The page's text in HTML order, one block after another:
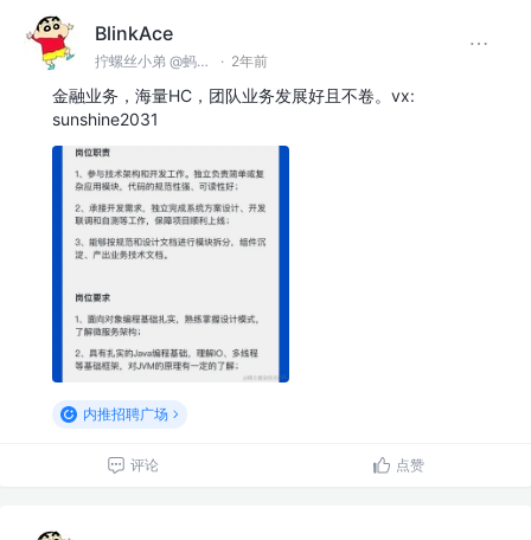
BlinkAce
拧螺丝小弟 @蚂蚁集团 · 2年前
金融业务，海量HC，团队业务发展好且不卷。vx:
sunshine2031
内推招聘广场
评论 点赞